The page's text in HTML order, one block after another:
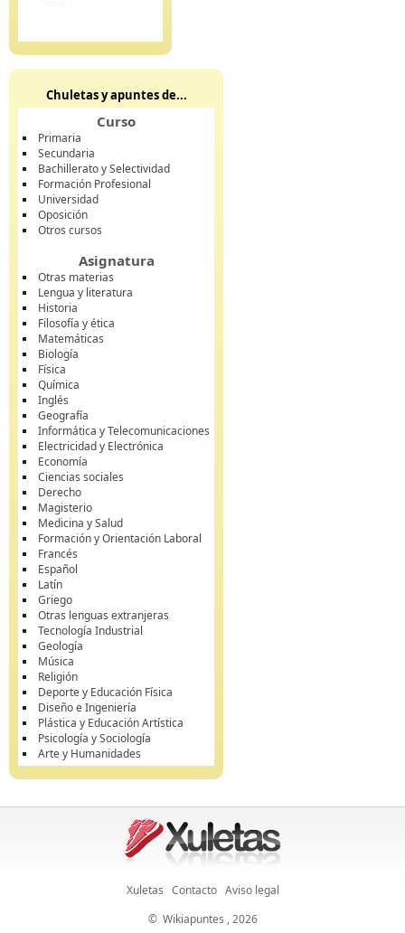
Chuletas y apuntes de...
Curso
Primaria
Secundaria
Bachillerato y Selectividad
Formación Profesional
Universidad
Oposición
Otros cursos
Asignatura
Otras materias
Lengua y literatura
Historia
Filosofía y ética
Matemáticas
Biología
Física
Química
Inglés
Geografía
Informática y Telecomunicaciones
Electricidad y Electrónica
Economía
Ciencias sociales
Derecho
Magisterio
Medicina y Salud
Formación y Orientación Laboral
Francés
Español
Latín
Griego
Otras lenguas extranjeras
Tecnología Industrial
Geología
Música
Religión
Deporte y Educación Física
Diseño e Ingeniería
Plástica y Educación Artística
Psicología y Sociología
Arte y Humanidades
Xuletas Contacto Aviso legal
© Wikiapuntes , 2026